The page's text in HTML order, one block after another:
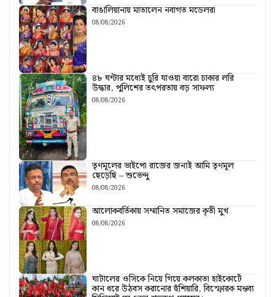
বাঙালিয়ানায় মাতালেন নবাগত মডেলরা
08/08/2026
৪৮ ঘণ্টার মধ্যেই চুরি যাওয়া বারো চাকার লরি
উদ্ধার, পুলিশের তৎপরতায় বড় সাফল্য
08/08/2026
তৃণমূলের ভাইপো রাজের জন্যই আমি তৃণমূল
ছেড়েছি – শুভেন্দু
08/08/2026
আলোকবর্তিকায় সম্মানিত সমাজের কৃতী মুখ
08/08/2026
ঘাটালের ওসিকে নিয়ে গিয়ে কলকাতা হাইকোর্টে
কান ধরে উঠবস করানোর হুঁশিয়ারি, বিস্ফোরক মন্তব্য